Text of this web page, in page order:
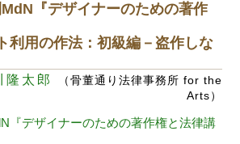
MdN『デザイナーのための著作
利用の作法：初級編－盗作しな
隆太郎
（骨董通り法律事務所 for the
Arts）
『デザイナーのための著作権と法律講